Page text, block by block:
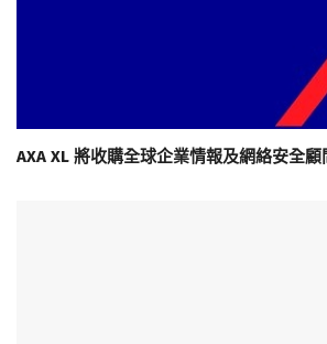
AXA XL 將收購全球企業情報及網絡安全顧